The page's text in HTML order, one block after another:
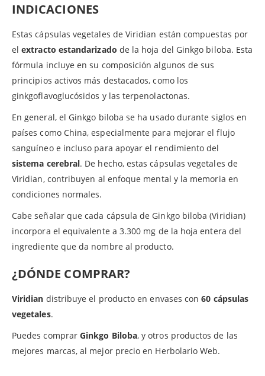
INDICACIONES
Estas cápsulas vegetales de Viridian están compuestas por
elextracto estandarizado de la hoja del Ginkgo biloba. Esta
fórmula incluye en su composición algunos de sus
principios activos más destacados, como los
ginkgoflavoglucósidos y las terpenolactonas.
En general, el Ginkgo biloba se ha usado durante siglos en
países como China, especialmente para mejorar el flujo
sanguíneo e incluso para apoyar el rendimiento del
sistema cerebral. De hecho, estas cápsulas vegetales de
Viridian, contribuyen al enfoque mental y la memoria en
condiciones normales.
Cabe señalar que cada cápsula de Ginkgo biloba (Viridian)
incorpora el equivalente a 3.300 mg de la hoja entera del
ingrediente que da nombre al producto.
¿DÓNDE COMPRAR?
Viridian distribuye el producto en envases con60 cápsulas
vegetales.
Puedes comprarGinkgo Biloba, y otros productos de las
mejores marcas, al mejor precio en Herbolario Web.